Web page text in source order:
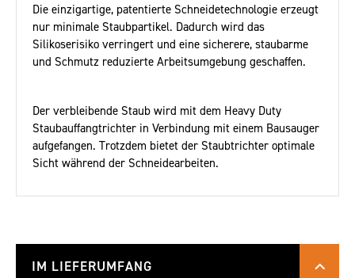
Die einzigartige, patentierte Schneidetechnologie erzeugt
nur minimale Staubpartikel. Dadurch wird das
Silikoserisiko verringert und eine sicherere, staubarme
und Schmutz reduzierte Arbeitsumgebung geschaffen.
Der verbleibende Staub wird mit dem Heavy Duty
Staubauffangtrichter in Verbindung mit einem Bausauger
aufgefangen. Trotzdem bietet der Staubtrichter optimale
Sicht während der Schneidearbeiten.
IM LIEFERUMFANG